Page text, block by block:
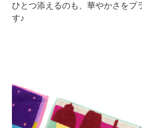
ひとつ添えるのも、華やかさをプ
す♪